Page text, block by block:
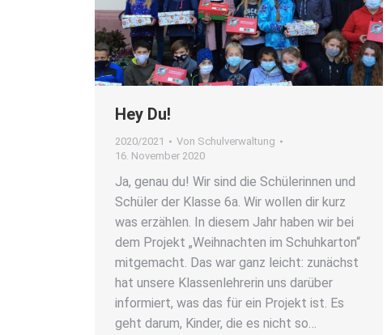
Hey Du!
2020/2021 Von Schulverwaltung
16. November 2020
Ja, genau du! Wir sind die Schü­le­rin­nen und
Schü­ler der Klas­se 6a. Wir wol­len dir kurz
was erzäh­len. In die­sem Jahr haben wir bei
dem Pro­jekt „Weih­nach­ten im Schuh­kar­ton“
mit­ge­macht. Das war ganz leicht: zunächst
hat unse­re Klas­sen­leh­re­rin uns dar­über
infor­miert, was das für ein Pro­jekt ist. Es
geht dar­um, Kin­der, die es nicht so…